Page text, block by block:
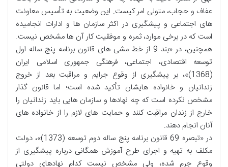
عفاف و حجاب، متولی امر کیست. این وضعیت به تأسیس معاونت
های اجتماعی و پیشگیری در اکثر سازمان ها و ادارات انجامیده
است که در برخی موارد، ثمره و موفقیت کار آن ها مشخص نیست.
همچنین، در «بند 9 از خط مشی های قانون برنامه پنج ساله اول
توسعه اقتصادی، اجتماعی، فرهنگی جمهوری اسلامی ایران
(1368)»، بر پیشگیری از وقوع جرایم و مراقبت بعد از خروج
زندانیان و خانواده هایشان تأکید شده است؛ اما قانون گذار
مشخص نکرده است که چه نهادها و سازمان هایی باید زندانیان را
خارج از زندان مراقبت کنند و حمایت های لازم را از خانواده های
آنان انجام دهند.
در «تبصره 69 قانون برنامه پنج ساله دوم توسعه (1373)»، دولت
مکلف به تهیه و اجرای طرح آموزش همگانی درباره پیشگیری از
وقوع جرم شده، ولی مشخص نیست کدام نهادهای دولتی